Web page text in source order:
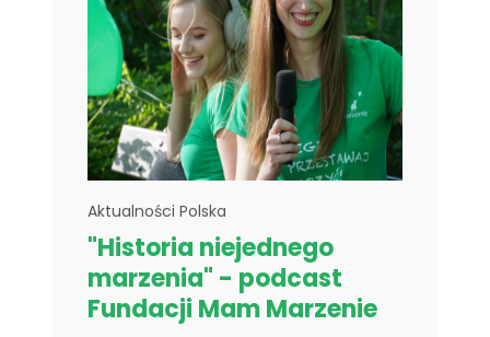
Aktualności Polska
"Historia niejednego
marzenia" - podcast
Fundacji Mam Marzenie